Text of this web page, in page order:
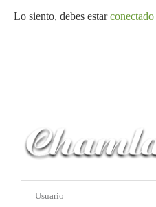
Lo siento, debes estarconectado